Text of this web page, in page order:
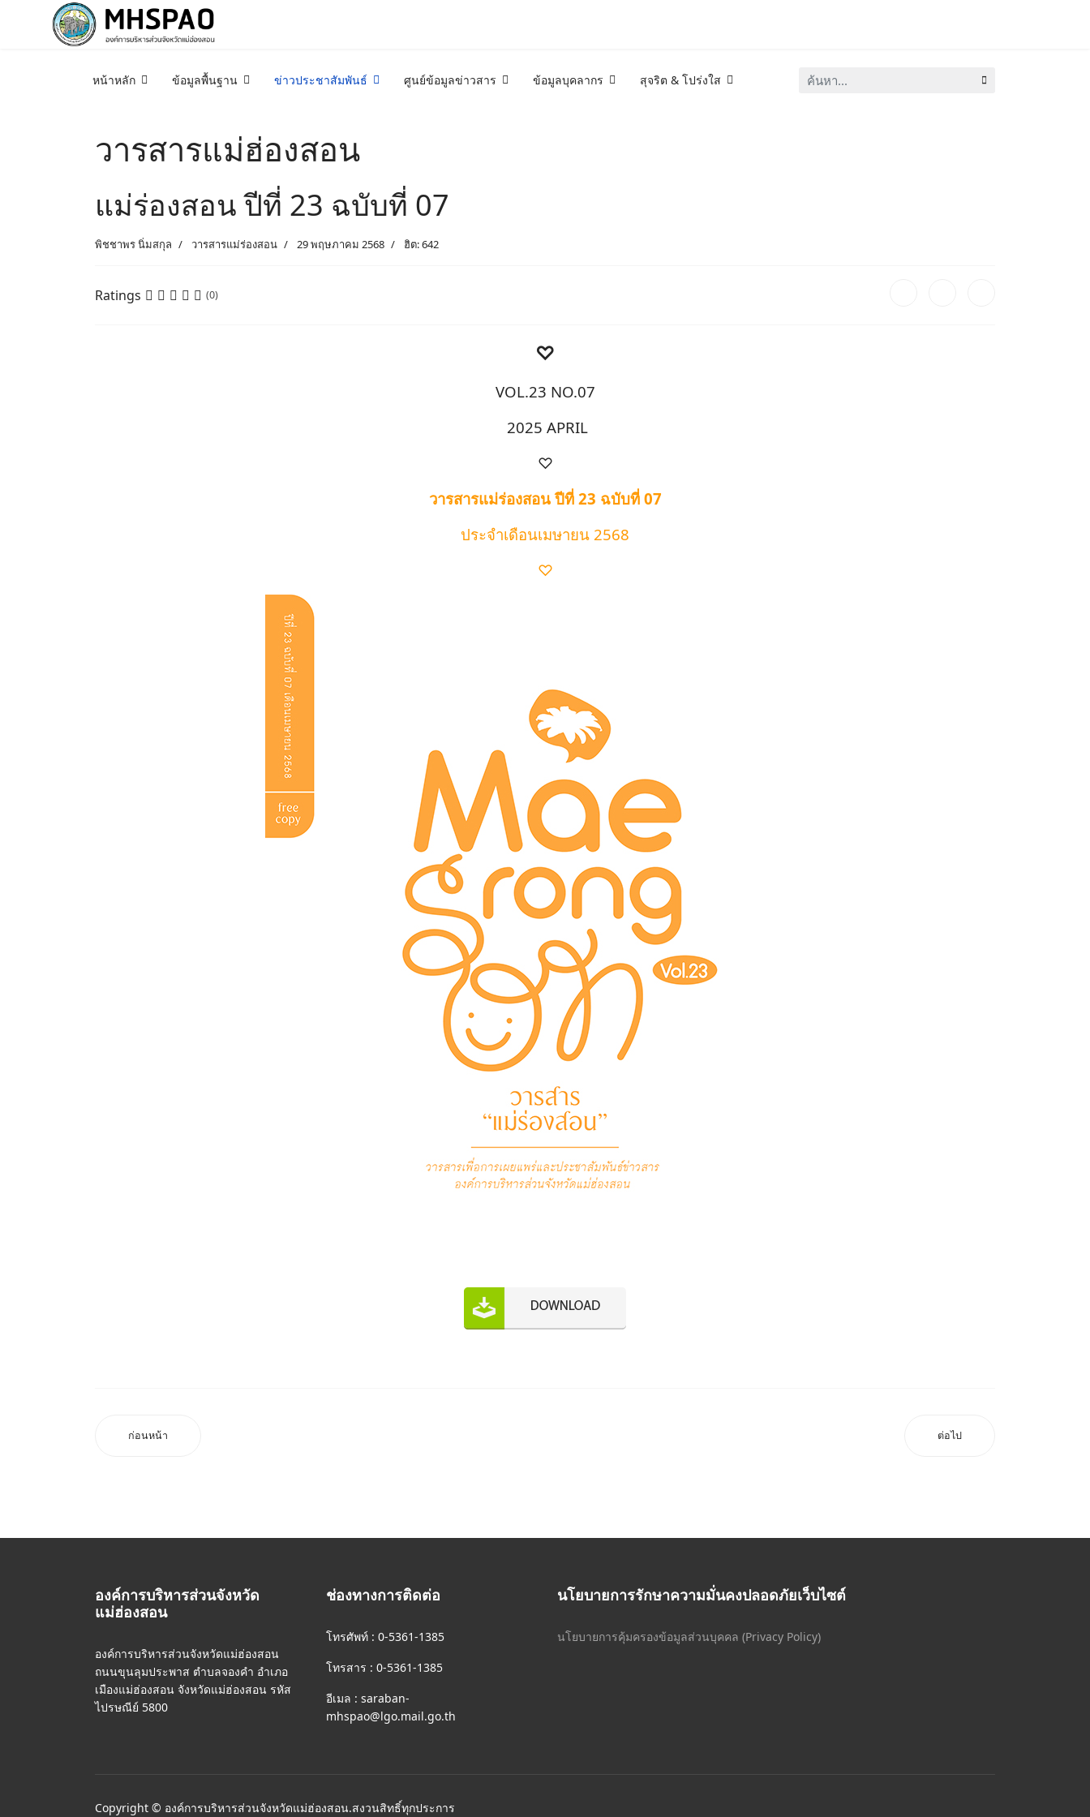
หน้าหลัก ข้อมูลพื้นฐาน ข่าวประชาสัมพันธ์ ศูนย์ข้อมูลข่าวสาร ข้อมูลบุคลากร สุจริต & โปร่งใส ค้นหา...
วารสารแม่ฮ่องสอน
แม่ร่องสอน ปีที่ 23 ฉบับที่ 07
พิชชาพร นิ่มสกุล วารสารแม่ร่องสอน 29 พฤษภาคม 2568 ฮิต: 642
Ratings (0)
♡
VOL.23 NO.07
2025 APRIL
♡
วารสารแม่ร่องสอน ปีที่ 23 ฉบับที่ 07
ประจำเดือนเมษายน 2568
♡
ก่อนหน้า ต่อไป
องค์การบริหารส่วนจังหวัด
แม่ฮ่องสอน
องค์การบริหารส่วนจังหวัดแม่ฮ่องสอน
ถนนขุนลุมประพาส ตำบลจองคำ อำเภอ
เมืองแม่ฮ่องสอน จังหวัดแม่ฮ่องสอน รหัส
ไปรษณีย์ 5800
ช่องทางการติดต่อ
โทรศัพท์ : 0-5361-1385
โทรสาร : 0-5361-1385
อีเมล : saraban-
mhspao@lgo.mail.go.th
นโยบายการรักษาความมั่นคงปลอดภัยเว็บไซต์
นโยบายการคุ้มครองข้อมูลส่วนบุคคล (Privacy Policy)
Copyright © องค์การบริหารส่วนจังหวัดแม่ฮ่องสอน.สงวนสิทธิ์ทุกประการ